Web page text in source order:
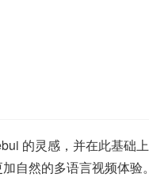
的灵感，并在此基础
自然的多语言视频体验